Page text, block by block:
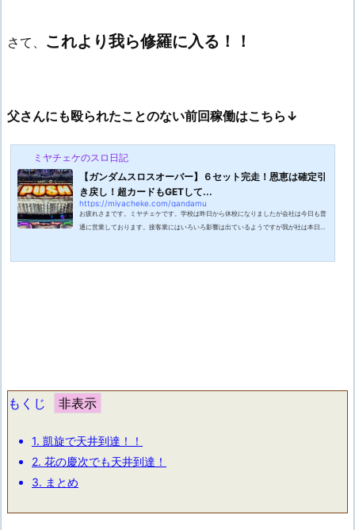
さて、 これより我ら修羅に入る！！
父さんにも殴られたことのない前回稼働はこちら↓
ミヤチェケのスロ日記
【ガンダムスロスオーバー】６セット完走！恩恵は確定引
き戻し！超カードもGETして...
https://miyacheke.com/gandamu
お疲れさまです。ミヤチェケです。学校は昨日から休校になりましたが会社は今日も普
通に営業しております。接客業にはいろいろ影響は出ているようですが我が社は本日も
もくじ
1. 凱旋で天井到達！！
2. 花の慶次でも天井到達！
3. まとめ